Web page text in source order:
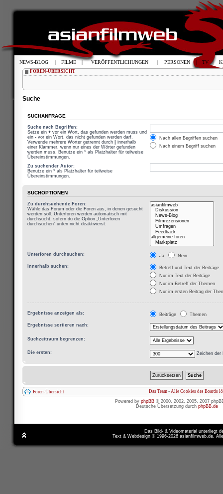
FOREN-ÜBERSICHT
Suche
SUCHANFRAGE
Suche nach Begriffen:
Setze ein + vor ein Wort, das gefunden werden muss und
ein - vor ein Wort, das nicht gefunden werden darf.
Verwende mehrere Wörter getrennt durch
innerhalb
einer Klammer, wenn nur eines der Wörter gefunden
werden muss. Benutze ein * als Platzhalter für teilweise
Übereinstimmungen.
Nach allen Begriffen suchen
Nach einem Begriff suchen
Zu suchender Autor:
Benutze ein * als Platzhalter für teilweise
Übereinstimmungen.
SUCHOPTIONEN
Zu durchsuchende Foren:
Wähle das Forum oder die Foren aus, in denen gesucht
werden soll. Unterforen werden automatisch mit
durchsucht, sofern du die Option „Unterforen
durchsuchen“ unten nicht deaktivierst.
Unterforen durchsuchen: Ja Nein
Innerhalb suchen:
Betreff und Text der Beiträge
Nur im Text der Beiträge
Nur im Betreff der Themen
Nur im ersten Beitrag der
Ergebnisse anzeigen als: Beiträge Themen
Ergebnisse sortieren nach:
Suchzeitraum begrenzen:
Die ersten: Zeichen der
Foren-Übersicht Das Team • Alle Cookies des Boards
Powered by phpBB © 2000, 2002, 2005, 2007
Deutsche Übersetzung durch phpBB.de
Das Bild- & Videomaterial unterliegt
Text & Webdesign © 1996-2026 asianfilmweb.de.
NEWS-BLOG | FILME | VERÖFFENTLICHUNGEN | PERSONEN | TV |